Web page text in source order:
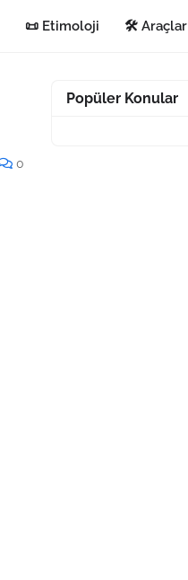
📜 Etimoloji 🛠️ Araçlar
0
Popüler Konular